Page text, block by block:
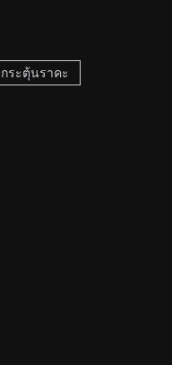
กระตุ้นราคะ
ที่ 1
ซากะ ซีซั่น2 ตอนที่ 1